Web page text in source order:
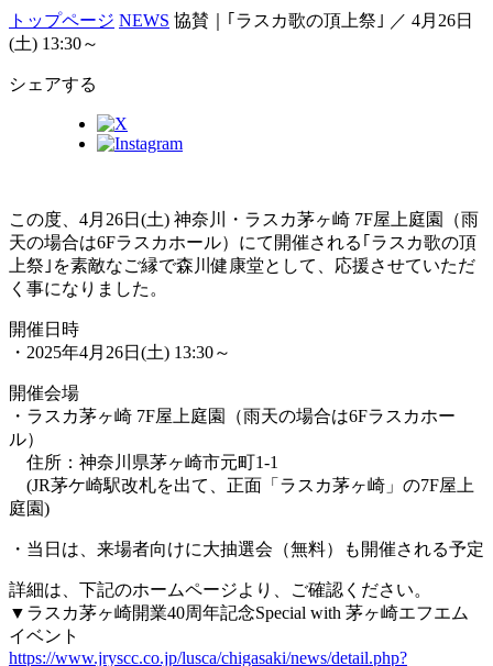
トップページ NEWS 協賛｜｢ラスカ歌の頂上祭｣ ／ 4月26日
(土) 13:30～
シェアする
この度、4月26日(土) 神奈川・ラスカ茅ヶ崎 7F屋上庭園（雨
天の場合は6Fラスカホール）にて開催される｢ラスカ歌の頂
上祭｣を素敵なご縁で森川健康堂として、応援させていただ
く事になりました。
開催日時
・2025年4月26日(土) 13:30～
開催会場
・ラスカ茅ヶ崎 7F屋上庭園（雨天の場合は6Fラスカホー
ル）
住所：神奈川県茅ヶ崎市元町1-1
(JR茅ケ崎駅改札を出て、正面「ラスカ茅ヶ崎」の7F屋上
庭園)
・当日は、来場者向けに大抽選会（無料）も開催される予定
詳細は、下記のホームページより、ご確認ください。
▼ラスカ茅ヶ崎開業40周年記念Special with 茅ヶ崎エフエム
イベント
https://www.jryscc.co.jp/lusca/chigasaki/news/detail.php?